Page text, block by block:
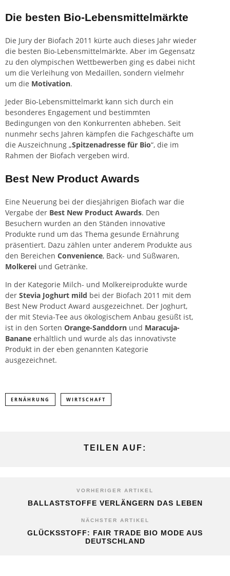
Die besten Bio-Lebensmittelmärkte
Die Jury der Biofach 2011 kürte auch dieses Jahr wieder
die besten Bio-Lebensmittelmärkte. Aber im Gegensatz
zu den olympischen Wettbewerben ging es dabei nicht
um die Verleihung von Medaillen, sondern vielmehr
um die Motivation.
Jeder Bio-Lebensmittelmarkt kann sich durch ein
besonderes Engagement und bestimmten
Bedingungen von den Konkurrenten abheben. Seit
nunmehr sechs Jahren kämpfen die Fachgeschäfte um
die Auszeichnung „Spitzenadresse für Bio“, die im
Rahmen der Biofach vergeben wird.
Best New Product Awards
Eine Neuerung bei der diesjährigen Biofach war die
Vergabe der Best New Product Awards. Den
Besuchern wurden an den Ständen innovative
Produkte rund um das Thema gesunde Ernährung
präsentiert. Dazu zählen unter anderem Produkte aus
den Bereichen Convenience, Back- und Süßwaren,
Molkerei und Getränke.
In der Kategorie Milch- und Molkereiprodukte wurde
der Stevia Joghurt mild bei der Biofach 2011 mit dem
Best New Product Award ausgezeichnet. Der Joghurt,
der mit Stevia-Tee aus ökologischem Anbau gesüßt ist,
ist in den Sorten Orange-Sanddorn und Maracuja-
Banane erhältlich und wurde als das innovativste
Produkt in der eben genannten Kategorie
ausgezeichnet.
ERNÄHRUNG WIRTSCHAFT
TEILEN AUF:
VORHERIGER ARTIKEL
BALLASTSTOFFE VERLÄNGERN DAS LEBEN
NÄCHSTER ARTIKEL
GLÜCKSSTOFF: FAIR TRADE BIO MODE AUS
DEUTSCHLAND